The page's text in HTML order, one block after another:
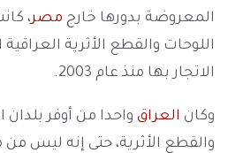
المعروضة بدورها خارج مصر،
اللوحات والقطع الأثرية
الاتجار بها منذ عام 2003.
وكان العراق واحدا من أوفر بلدان
والقطع الأثرية، حتى إنه ليس